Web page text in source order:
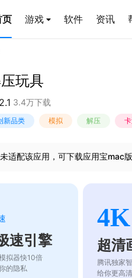
页 游戏 软件 资讯
玩具
2.1 3.4万下载
新品类 模拟 解压
适配该应用，可下载应用宝mac
速引擎
拟器快10倍
的隐私
超清
腾讯独家
给你更高